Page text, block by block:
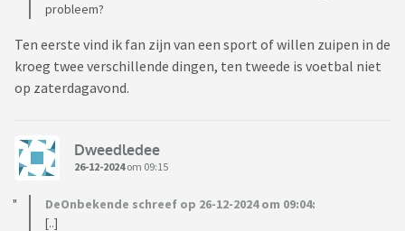
probleem?
Ten eerste vind ik fan zijn van een sport of willen zuipen in de
kroeg twee verschillende dingen, ten tweede is voetbal niet
op zaterdagavond.
Dweedledee
26-12-2024om 09:15
DeOnbekende schreef op 26-12-2024 om 09:04:
[..]